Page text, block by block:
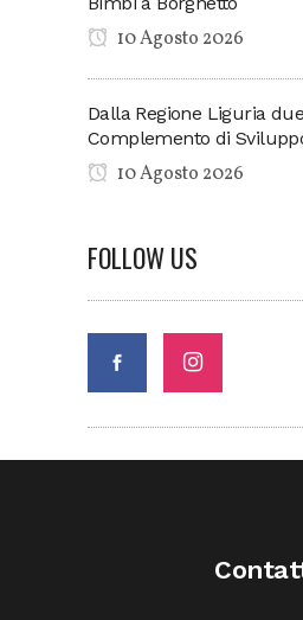
10 Agosto 2026
Dalla Regione Liguria
Complemento di
10 Agosto 2026
FOLLOW US